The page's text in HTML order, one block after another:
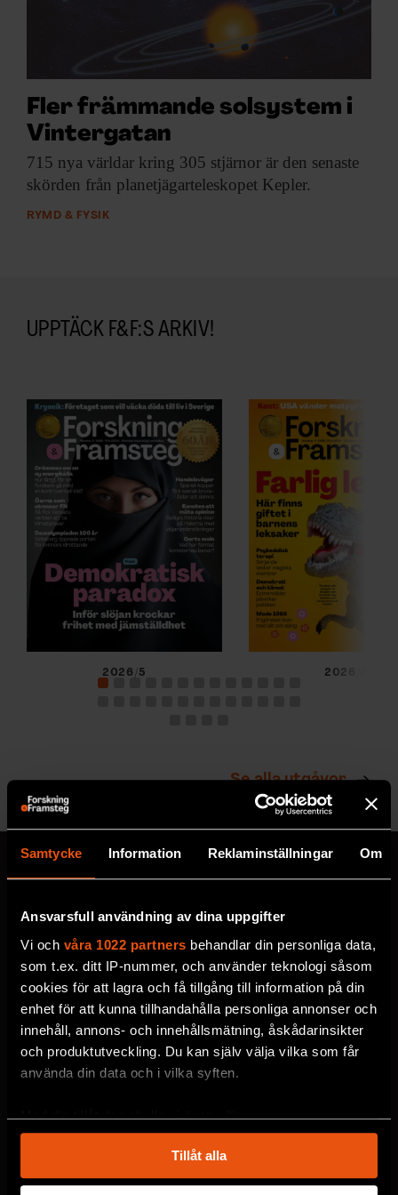
Samtycke Information Reklaminställningar Om
Ansvarsfull användning av dina uppgifter
Vi och våra 1022 partners behandlar din personliga data,
som t.ex. ditt IP-nummer, och använder teknologi såsom
cookies för att lagra och få tillgång till information på din
enhet för att kunna tillhandahålla personliga annonser och
innehåll, annons- och innehållsmätning, åskådarinsikter
och produktutveckling. Du kan själv välja vilka som får
använda din data och i vilka syften.
Med din tillåtelse skulle vi även vilja:
som kan ha en noggrannhet på upp till flera meter
Identifiera din enhet genom att aktivt skanna den
Tillåt alla
EVENEMANG & RESOR
KONTAKTA F&F
ANNONSERA I F&F
Fler främmande solsystem i
Vintergatan
715 nya världar kring 305 stjärnor är den senaste
skörden från planetjägarteleskopet Kepler.
RYMD & FYSIK
UPPTÄCK F&F:S ARKIV!
2026/5 2026/4
Se alla utgåvor
MISSA ALDRIG EN NYHET
Prenumerera på F&F:s
nyhetsbrev här!
Välj utskick, ange mejladress och klicka på
prenumereraknappen. Läs om hur vi
VECKOBREV MED NYHETER
MÅNADENS BOKTIPS